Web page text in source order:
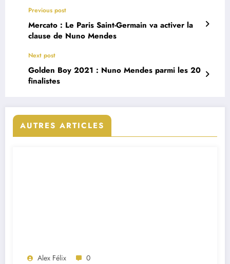
Previous post
Mercato : Le Paris Saint-Germain va activer la
clause de Nuno Mendes
Next post
Golden Boy 2021 : Nuno Mendes parmi les 20
finalistes
AUTRES ARTICLES
Alex Félix 0